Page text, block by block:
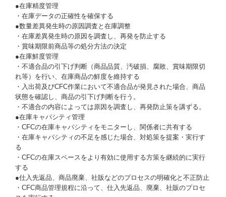
●在庫精度管理
・在庫データの正確性を確保する
●数量差異発生時の原因調査と在庫調整
・在庫差異発生時の原因を調査し、再発を防止する
・賞味期限前商品等の処分方法の決定
●在庫鮮度管理
・不適合品の引下げ判断（商品品質、汚破損、腐敗、賞味期限切
れ等）を行い、在庫商品の鮮度を維持する
・入出荷及びCFC作業において不適合品が発見された場合、商品
状態を確認し、商品の引下げ判断を行う。
・不適合の内容によっては原因を調査し、再発防止策を講ずる。
●在庫キャパシティ管理
・CFCの在庫キャパシティをモニターし、関係者に共有する
・在庫キャパシティの不足を感じた場合、対処策を提案・実行す
る
・CFCの在庫スペースをより有効に使用する方策を継続的に実行
する
●仕入先返品、商品廃棄、社販などのプロセスの明確化と不正防止
・CFC商品管理規程に沿って、仕入先返品、廃棄、社販のプロセ